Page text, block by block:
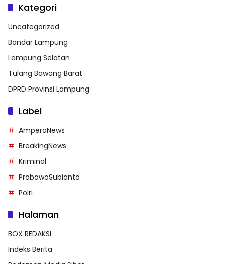
Kategori
Uncategorized
Bandar Lampung
Lampung Selatan
Tulang Bawang Barat
DPRD Provinsi Lampung
Label
AmperaNews
BreakingNews
Kriminal
PrabowoSubianto
Polri
Halaman
BOX REDAKSI
Indeks Berita